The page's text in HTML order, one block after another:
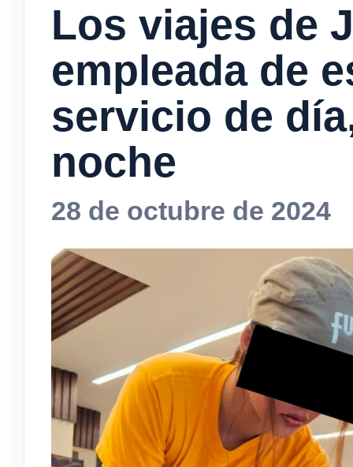
Los viajes de
empleada de
servicio de
noche
28 de octubre de 2024